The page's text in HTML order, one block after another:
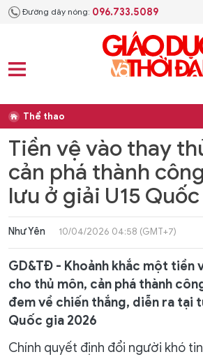
Đường dây nóng: 096.733.5089
Thể thao
Tiền vệ vào thay
cản phá thành
lưu ở giải U15
Như Yên 10/04/2026 04:58 (GMT+7)
GD&TĐ - Khoảnh khắc một tiền
cho thủ môn, cản phá thành
đem về chiến thắng, diễn ra tại
Quốc gia 2026
Chính quyết định đổi người khó